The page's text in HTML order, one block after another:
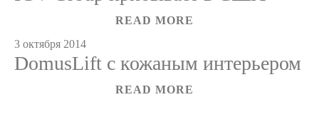
READ MORE
3 октября 2014
DomusLift с кожаным интерьером
READ MORE